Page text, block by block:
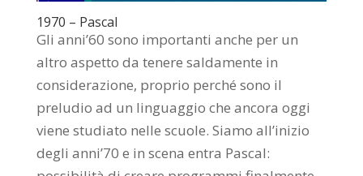
1970 – Pascal
Gli anni’60 sono importanti anche per un
altro aspetto da tenere saldamente in
considerazione, proprio perché sono il
preludio ad un linguaggio che ancora oggi
viene studiato nelle scuole. Siamo all’inizio
degli anni’70 e in scena entra Pascal: